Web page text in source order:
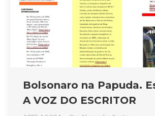
Bolsonaro na Papuda.
A VOZ DO ESCRITOR